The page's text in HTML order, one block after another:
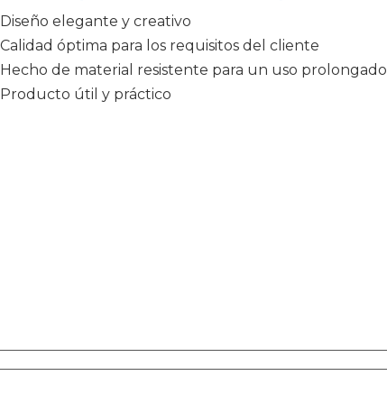
Diseño elegante y creativo
Calidad óptima para los requisitos del cliente
Hecho de material resistente para un uso prolongado
Producto útil y práctico